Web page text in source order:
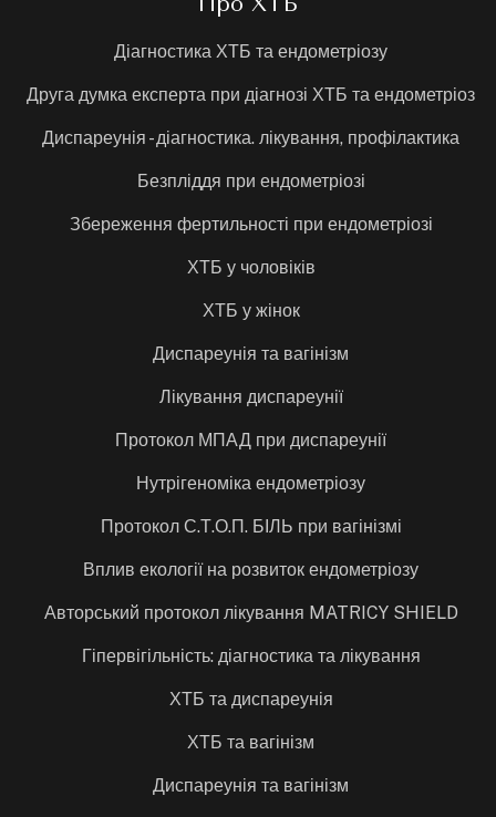
Діагностика ХТБ та ендометріозу
Друга думка експерта при діагнозі ХТБ та ендометріоз
Диспареунія - діагностика. лікування, профілактика
Безпліддя при ендометріозі
Збереження фертильності при ендометріозі
ХТБ у чоловіків
ХТБ у жінок
Диспареунія та вагінізм
Лікування диспареунії
Протокол МПАД при диспареунії
Нутрігеноміка ендометріозу
Протокол С.Т.О.П. БІЛЬ при вагінізмі
Вплив екології на розвиток ендометріозу
Авторський протокол лікування MATRICY SHIELD
Гіпервігільність: діагностика та лікування
ХТБ та диспареунія
ХТБ та вагінізм
Диспареунія та вагінізм